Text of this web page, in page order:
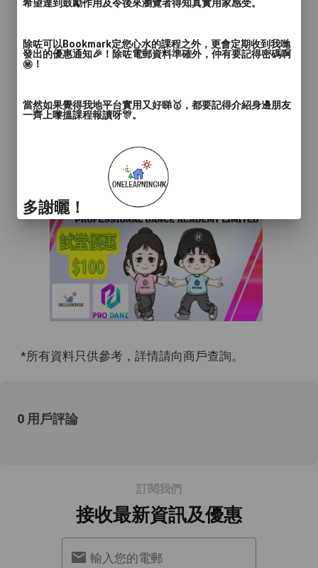
*所有資料只供參考，詳情請向商戶查詢。
0 用戶評論
訂閱我們
接收最新資訊及優惠
輸入您的電郵
希望達到鼓勵作用及令後來瀏覽者得知真實用家感受。
除咗可以Bookmark定您心水的課程之外，更會定期收到我哋
發出的優惠通知🎉！除咗電郵資料準確外，仲有要記得密碼啊
㊙️！
當然如果覺得我地平台實用又好睇🥇，都要記得介紹身邊朋友
一齊上嚟搵課程報讀呀🎊。
多謝曬！